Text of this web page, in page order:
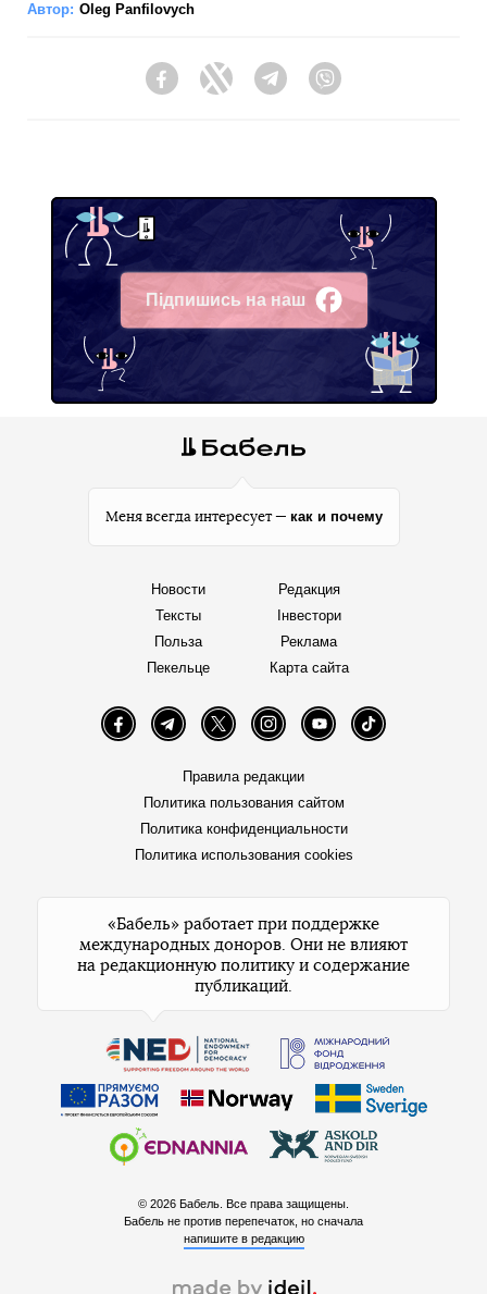
Автор: Oleg Panfilovych
FacebookTwitter Telegram
Підпишись на наш
Facebook
Меня всегда интересует — как и почему
Новости
Тексты
Польза
Пекельце
Редакция
Інвестори
Реклама
Карта сайта
FacebookTelegramTwitter InstagramYouTube TikTok
Правила редакции
Политика пользования сайтом
Политика конфиденциальности
Политика использования cookies
«Бабель» работает при поддержке
международных доноров. Они не влияют
на редакционную политику и содержание
публикаций.
© 2026 Бабель. Все права защищены.
Бабель не против перепечаток, но сначала
напишите в редакцию